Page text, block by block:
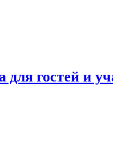
для гостей и